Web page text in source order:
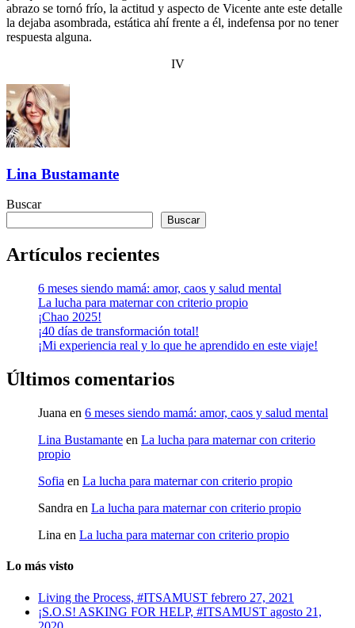
abrazo se tornó frío, la actitud y aspecto de Vicente ante este detalle
la dejaba asombrada, estática ahí frente a él, indefensa por no tener
respuesta alguna.
IV
Lina Bustamante
Buscar
Buscar
Artículos recientes
6 meses siendo mamá: amor, caos y salud mental
La lucha para maternar con criterio propio
¡Chao 2025!
¡40 días de transformación total!
¡Mi experiencia real y lo que he aprendido en este viaje!
Últimos comentarios
Juana en 6 meses siendo mamá: amor, caos y salud mental
Lina Bustamante en La lucha para maternar con criterio
propio
Sofia en La lucha para maternar con criterio propio
Sandra en La lucha para maternar con criterio propio
Lina en La lucha para maternar con criterio propio
Lo más visto
Living the Process, #ITSAMUST febrero 27, 2021
¡S.O.S! ASKING FOR HELP, #ITSAMUST agosto 21,